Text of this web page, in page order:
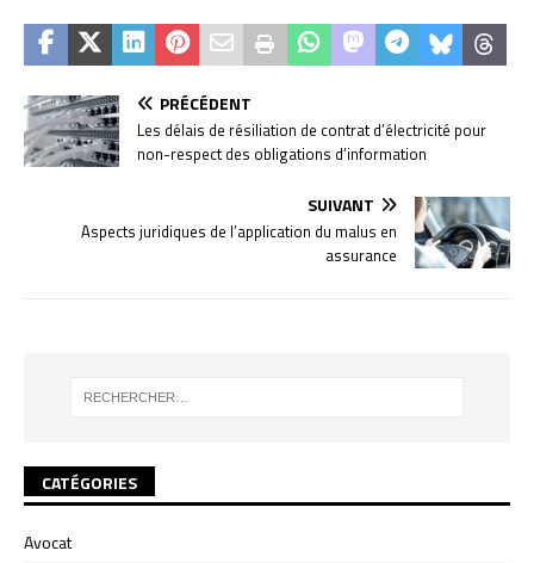
PRÉCÉDENT
Les délais de résiliation de contrat d’électricité pour
non-respect des obligations d’information
SUIVANT
Aspects juridiques de l’application du malus en
assurance
CATÉGORIES
Avocat